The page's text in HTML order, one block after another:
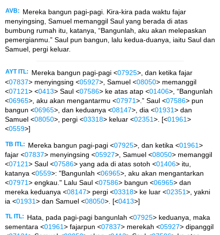
AVB:
Mereka bangun pagi-pagi. Kira-kira pada waktu fajar
menyingsing, Samuel memanggil Saul yang berada di atas
bumbung rumah itu, katanya, “Bangunlah, aku akan melepaskan
pemergianmu.” Saul pun bangun, lalu kedua-duanya, iaitu Saul dan
Samuel, pergi keluar.
AYT ITL: Mereka bangun pagi-pagi <07925>, dan ketika fajar
<07837> menyingsing <05927>, Samuel <08050> memanggil
<07121> <0413> Saul <07586> ke atas atap <01406>, “Bangunlah
<06965>, aku akan mengantarmu <07971>.” Saul <07586> pun
bangun <06965>, dan keduanya <08147>, dia <01931> dan
Samuel <08050>, pergi <03318> keluar <02351>. [<01961>
<0559>]
TB ITL: Mereka bangun pagi-pagi <07925>, dan ketika <01961>
fajar <07837> menyingsing <05927>, Samuel <08050> memanggil
<07121> Saul <07586> yang ada di atas sotoh <01406> itu,
katanya <0559>: "Bangunlah <06965>, aku akan mengantarkan
<07971> engkau." Lalu Saul <07586> bangun <06965> dan
mereka keduanya <08147> pergi <03318> ke luar <02351>, yakni
ia <01931> dan Samuel <08050>. [<0413>]
TL ITL: Hata, pada pagi-pagi bangunlah <07925> keduanya, maka
sementara <01961> fajarpun <07837> merekah <05927> dipanggil